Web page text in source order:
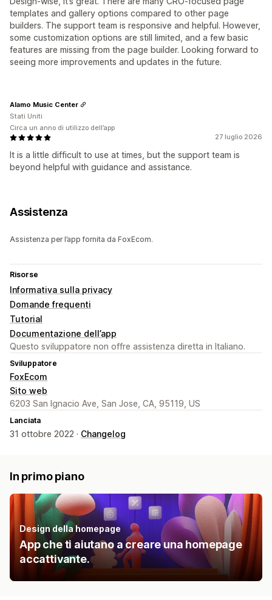
templates and gallery options compared to other page
builders. The support team is responsive and helpful. However,
some customization options are still limited, and a few basic
features are missing from the page builder. Looking forward to
seeing more improvements and updates in the future.
27 luglio 2026
It is a little difficult to use at times, but the support team is
beyond helpful with guidance and assistance.
Alamo Music Center
Stati Uniti
Circa un anno di utilizzo dell’app
Assistenza
Assistenza per l’app fornita da FoxEcom.
Risorse
Informativa sulla privacy
Domande frequenti
Tutorial
Documentazione dell’app
Questo sviluppatore non offre assistenza diretta in Italiano.
Sviluppatore
FoxEcom
Sito web
6203 San Ignacio Ave, San Jose, CA, 95119, US
Lanciata
31 ottobre 2022 · Changelog
In primo piano
Design della homepage
App che ti aiutano a creare una homepage
accattivante.